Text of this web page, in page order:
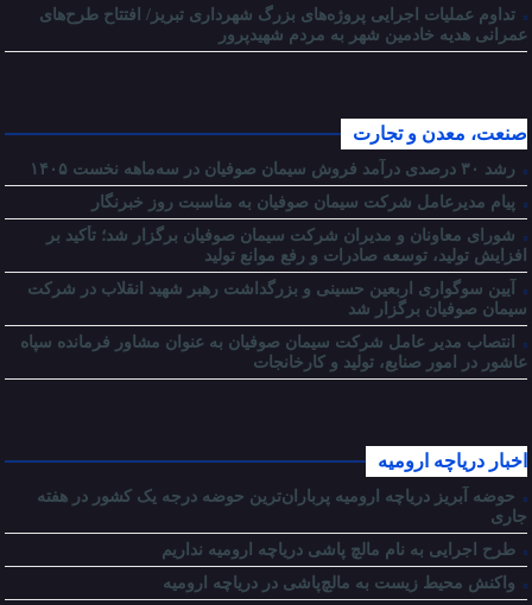
تداوم عملیات اجرایی پروژه‌های بزرگ شهرداری تبریز/ افتتاح طرح‌های
عمرانی هدیه خادمین شهر به مردم شهیدپرور
صنعت، معدن و تجارت
رشد ۳۰ درصدی درآمد فروش سیمان صوفیان در سه‌ماهه نخست ۱۴۰۵
پیام مدیرعامل شرکت سیمان صوفیان به مناسبت روز خبرنگار
شورای معاونان و مدیران شرکت سیمان صوفیان برگزار شد؛ تأکید بر
افزایش تولید، توسعه صادرات و رفع موانع تولید
آیین سوگواری اربعین حسینی و بزرگداشت رهبر شهید انقلاب در شرکت
سیمان صوفیان برگزار شد
انتصاب مدیر عامل شرکت سیمان صوفیان به عنوان مشاور فرمانده سپاه
عاشور در امور صنایع، تولید و کارخانجات
اخبار دریاچه ارومیه
حوضه آبریز دریاچه ارومیه پرباران‌ترین حوضه‌ درجه یک کشور در هفته
جاری
طرح اجرایی به نام مالچ پاشی دریاچه ارومیه نداریم
واکنش محیط زیست به مالچ‌پاشی در دریاچه ارومیه